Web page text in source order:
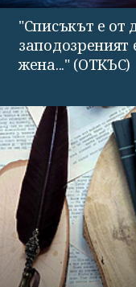
"Списъкът е от
заподозреният
жена..." (ОТКЪС)